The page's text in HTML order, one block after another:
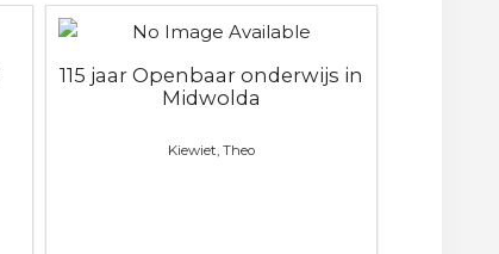
115 jaar Openbaar onderwijs in
Midwolda
Kiewiet, Theo